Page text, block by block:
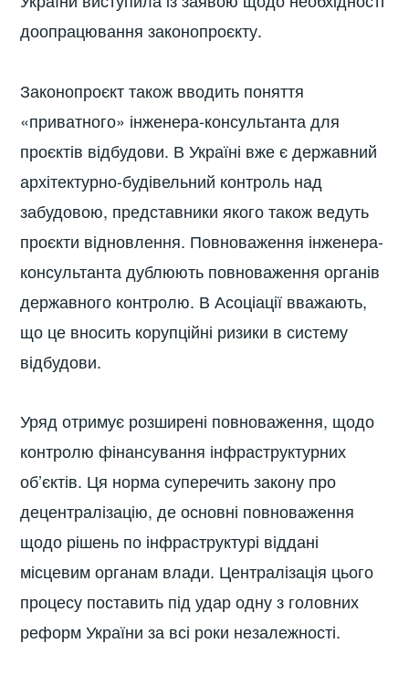
доопрацювання законопроєкту.
Законопроєкт також вводить поняття
«приватного» інженера-консультанта для
проєктів відбудови. В Україні вже є державний
архітектурно-будівельний контроль над
забудовою, представники якого також ведуть
проєкти відновлення. Повноваження інженера-
консультанта дублюють повноваження органів
державного контролю. В Асоціації вважають,
що це вносить корупційні ризики в систему
відбудови.
Уряд отримує розширені повноваження, щодо
контролю фінансування інфраструктурних
об’єктів. Ця норма суперечить закону про
децентралізацію, де основні повноваження
щодо рішень по інфраструктурі віддані
місцевим органам влади. Централізація цього
процесу поставить під удар одну з головних
реформ України за всі роки незалежності.